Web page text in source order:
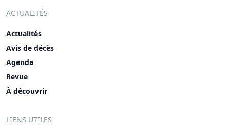
ACTUALITÉS
Actualités
Avis de décès
Agenda
Revue
À découvrir
LIENS UTILES